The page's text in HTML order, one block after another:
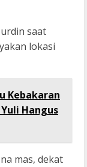
saat
lokasi
Kebakaran
Hangus
mas, dekat